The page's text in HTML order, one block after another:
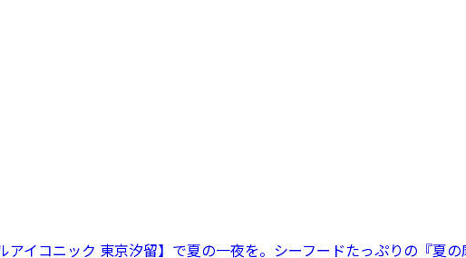
アイコニック 東京汐留】で夏の一夜を。シーフードたっぷりの『夏の